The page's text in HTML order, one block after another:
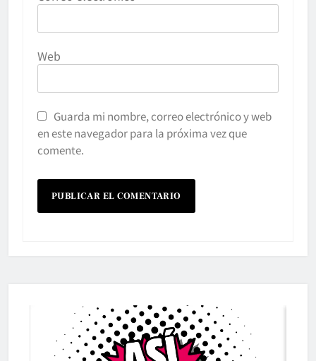
Web
Guarda mi nombre, correo electrónico y web
en este navegador para la próxima vez que
comente.